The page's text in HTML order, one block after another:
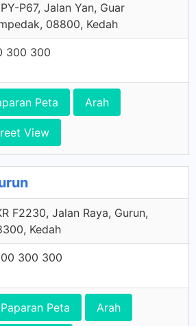
P67, Jalan Yan, Guar
08800, Kedah
300 300
Peta Arah
View
F2230, Jalan Raya, Gurun,
Kedah
300 300
Paparan Peta Arah